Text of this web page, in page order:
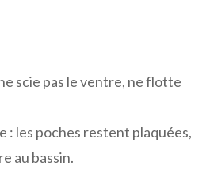
scie pas le ventre, ne flotte
: les poches restent plaquées,
au bassin.